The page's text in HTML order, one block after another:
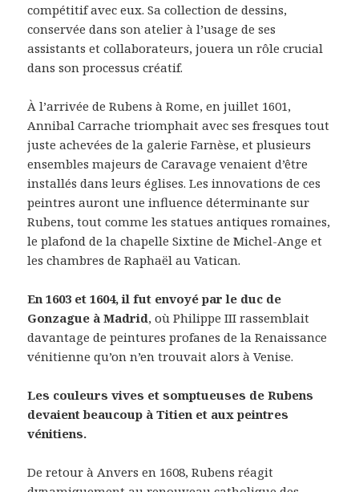
compétitif avec eux. Sa collection de dessins,
conservée dans son atelier à l’usage de ses
assistants et collaborateurs, jouera un rôle crucial
dans son processus créatif.
À l’arrivée de Rubens à Rome, en juillet 1601,
Annibal Carrache triomphait avec ses fresques tout
juste achevées de la galerie Farnèse, et plusieurs
ensembles majeurs de Caravage venaient d’être
installés dans leurs églises. Les innovations de ces
peintres auront une influence déterminante sur
Rubens, tout comme les statues antiques romaines,
le plafond de la chapelle Sixtine de Michel-Ange et
les chambres de Raphaël au Vatican.
En 1603 et 1604, il fut envoyé par le duc de
Gonzague à Madrid, où Philippe III rassemblait
davantage de peintures profanes de la Renaissance
vénitienne qu’on n’en trouvait alors à Venise.
Les couleurs vives et somptueuses de Rubens
devaient beaucoup à Titien et aux peintres
vénitiens.
De retour à Anvers en 1608, Rubens réagit